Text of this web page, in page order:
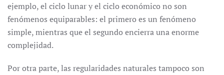
ejemplo, el ciclo lunar y el ciclo económico no son
fenómenos equiparables: el primero es un fenómeno
simple, mientras que el segundo encierra una enorme
complejidad.
Por otra parte, las regularidades naturales tampoco son